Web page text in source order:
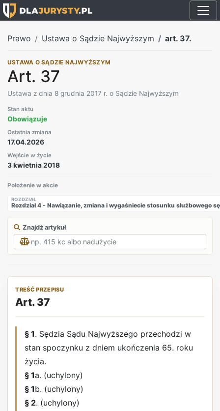
Prawo Ustawa o Sądzie Najwyższym art. 37.
USTAWA O SĄDZIE NAJWYŻSZYM
Art. 37
Ustawa z dnia 8 grudnia 2017 r. o Sądzie Najwyższym
Stan aktu
Obowiązuje
Ostatnia zmiana
17.04.2026
Wejście w życie
3 kwietnia 2018
Położenie w akcie
ROZDZIAŁ
Rozdział 4 - Nawiązanie, zmiana i wygaśniecie stosunku służbowego
Znajdź artykuł
TREŚĆ PRZEPISU
Art. 37
§ 1. Sędzia Sądu Najwyższego przechodzi w
stan spoczynku z dniem ukończenia 65. roku
życia.
§ 1a. (uchylony)
§ 1b. (uchylony)
§ 2. (uchylony)